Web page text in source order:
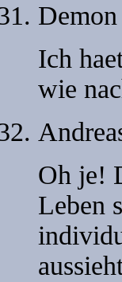
Demon
Ich
wie
Oh je!
Leben